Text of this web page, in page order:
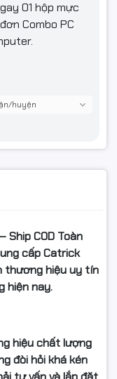
01 hộp mực
Combo PC
Ship COD Toàn
cấp Catrick
thương hiệu uy tín
hiện nay.
hiệu chất lượng
đòi hỏi khá kén